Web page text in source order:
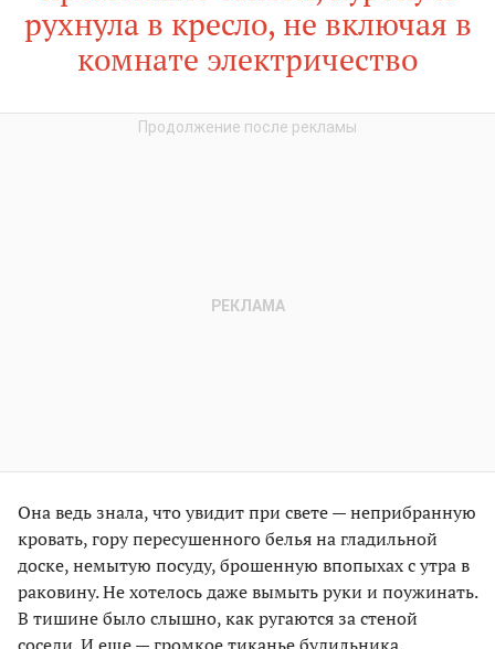
рухнула в кресло, не включая в
комнате электричество
Она ведь знала, что увидит при свете — неприбранную
кровать, гору пересушенного белья на гладильной
доске, немытую посуду, брошенную впопыхах с утра в
раковину. Не хотелось даже вымыть руки и поужинать.
В тишине было слышно, как ругаются за стеной